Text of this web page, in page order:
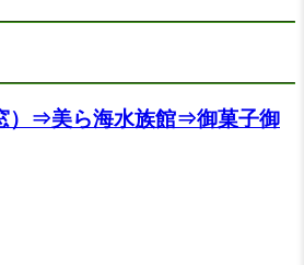
）⇒美ら海水族館⇒御菓子御